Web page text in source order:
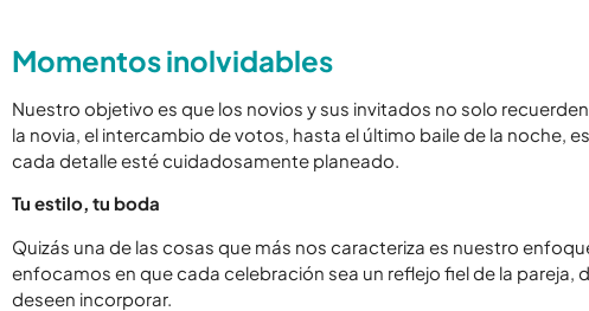
Momentos inolvidables
Nuestro objetivo es que los novios y sus invitados no solo
la novia, el intercambio de votos, hasta el último baile de la
cada detalle esté cuidadosamente planeado.
Tu estilo, tu boda
Quizás una de las cosas que más nos caracteriza es nuestro
enfocamos en que cada celebración sea un reflejo fiel de la
deseen incorporar.